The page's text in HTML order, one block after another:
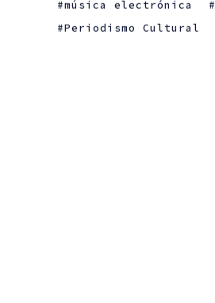
música electrónica
Periodismo Cultural